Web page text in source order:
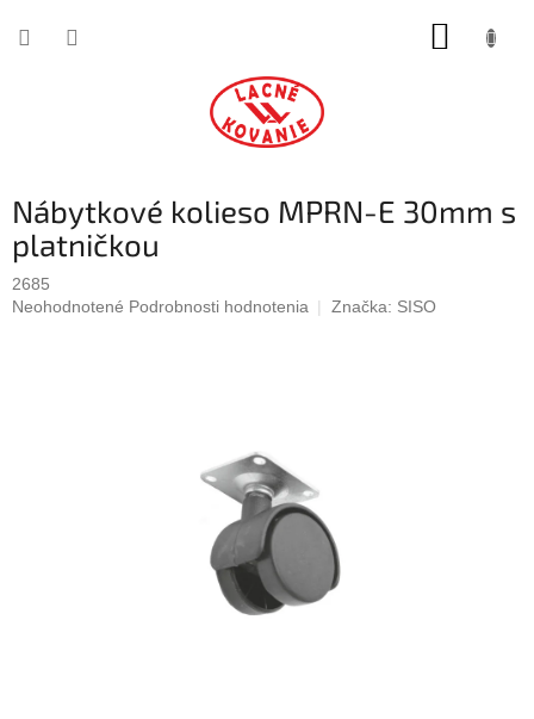
Nábytkové kolieso MPRN-E 30mm s
platničkou
2685
Priemerné
Neohodnotené Podrobnosti hodnotenia Značka: SISO